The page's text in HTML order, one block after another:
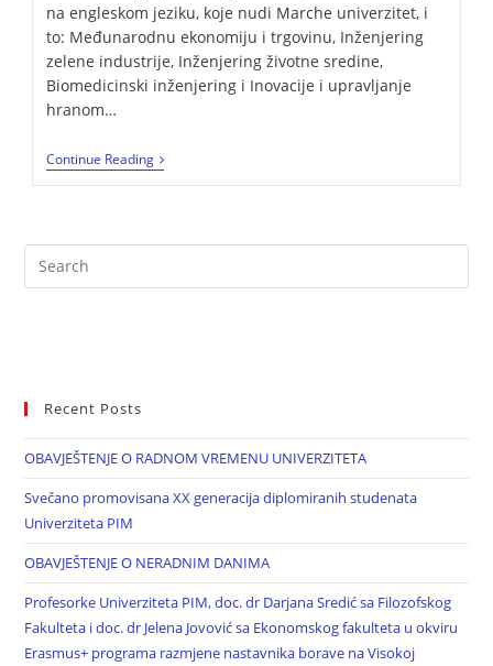
na engleskom jeziku, koje nudi Marche univerzitet, i
to: Međunarodnu ekonomiju i trgovinu, Inženjering
zelene industrije, Inženjering životne sredine,
Biomedicinski inženjering i Inovacije i upravljanje
hranom…
Continue Reading
Recent Posts
OBAVJEŠTENJE O RADNOM VREMENU UNIVERZITETA
Svečano promovisana XX generacija diplomiranih studenata
Univerziteta PIM
OBAVJEŠTENJE O NERADNIM DANIMA
Profesorke Univerziteta PIM, doc. dr Darjana Sredić sa Filozofskog
Fakulteta i doc. dr Jelena Jovović sa Ekonomskog fakulteta u okviru
Erasmus+ programa razmjene nastavnika borave na Visokoj